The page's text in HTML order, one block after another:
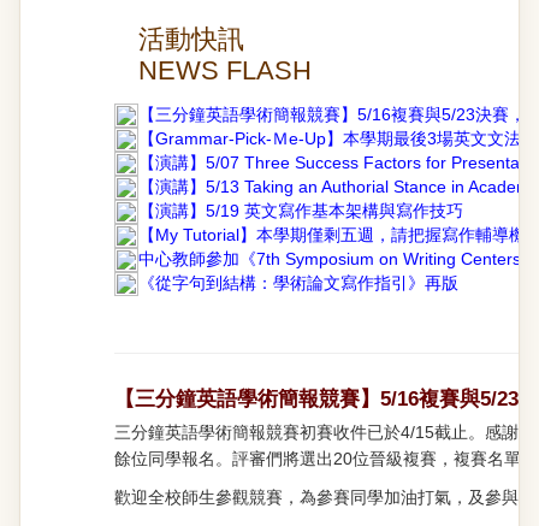
活動快訊
NEWS FLASH
【三分鐘英語學術簡報競賽】5/16複賽與5/23決賽，
【Grammar-Pick-Ｍe-Up】本學期最後3場英文文法
【演講】5/07 Three Success Factors for
【演講】5/13 Taking an Authorial Stance in
【演講】5/19 英文寫作基本架構與寫作技巧
【My Tutorial】本學期僅剩五週，請把握寫作輔導機
中心教師參加《7th Symposium on Writing Centers
《從字句到結構：學術論文寫作指引》再版
【三分鐘英語學術簡報競賽】5/16複賽與5/23
三分鐘英語學術簡報競賽初賽收件已於4/15截止。感謝
餘位同學報名。評審們將選出20位晉級複賽，複賽名單
歡迎全校師生參觀競賽，為參賽同學加油打氣，及參與